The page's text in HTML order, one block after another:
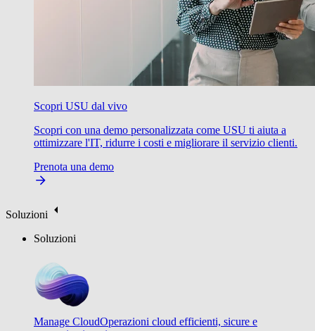
Scopri USU dal vivo
Scopri con una demo personalizzata come USU ti aiuta a
ottimizzare l'IT, ridurre i costi e migliorare il servizio clienti.
Prenota una demo
Soluzioni
Soluzioni
Manage CloudOperazioni cloud efficienti, sicure e